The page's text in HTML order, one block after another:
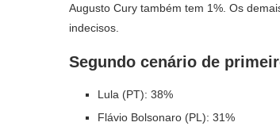
Augusto Cury também tem 1%. Os
indecisos.
Segundo cenário de
Lula (PT): 38%
Flávio Bolsonaro (PL): 31%